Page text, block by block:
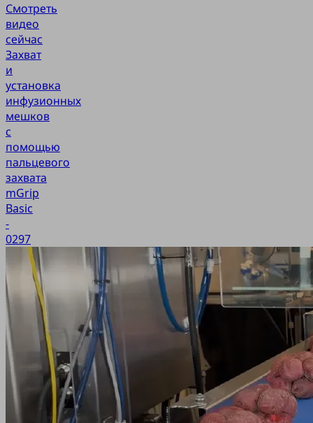
Смотреть
видео
сейчас
Захват
и
установка
инфузионных
мешков
с
помощью
пальцевого
захвата
mGrip
Basic
-
0297